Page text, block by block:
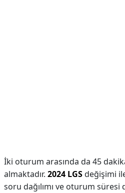
İki oturum arasında da 45
almaktadır. 2024 LGSdeğişimi
soru dağılımı ve oturum süresi